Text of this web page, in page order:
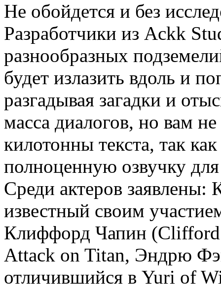
Не обойдется и без
Разработчики из Ackk
разнообразных
будет излазить вдоль и
разгадывая загадки и
масса диалогов, но вам
килотонны текста, так
полноценную озвучку
Среди актеров
известный своим
Клиффорд Чапин (Clifford
Attack on Titan, Эндрю
отличившийся в Yuri of